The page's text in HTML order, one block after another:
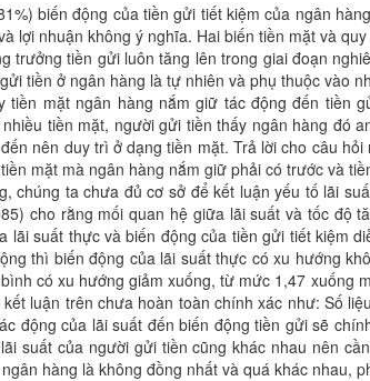
biến động của tiền gửi tiết kiệm của ngân
lợi nhuận không ý nghĩa. Hai biến tiền mặt và
trưởng tiền gửi luôn tăng lên trong giai đoạn
tiền ở ngân hàng là tự nhiên và phụ thuộc vào
mặt ngân hàng nắm giữ tác động đến tiền
tiền mặt, người gửi tiền thấy ngân hàng đó
nên duy trì ở dạng tiền mặt. Trả lời cho câu
mặt mà ngân hàng nắm giữ phải có trước và
chúng ta chưa đủ cơ sở để kết luận yếu tố lãi
cho rằng mối quan hệ giữa lãi suất và tốc độ
lãi suất thực và biến động của tiền gửi tiết kiệm
thì biến động của lãi suất thực có xu hướng
có xu hướng giảm xuống, từ mức 1,47 xuống
luận trên chưa hoàn toàn chính xác như: Số
động của lãi suất đến biến động tiền gửi sẽ
suất của người gửi tiền cũng khác nhau nên
hàng là không đồng nhất và quá khác nhau,